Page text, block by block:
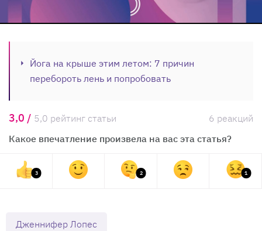
Йога на крыше этим летом: 7 причин
перебороть лень и попробовать
3,0 / 5,0 рейтинг статьи
6 реакций
Какое впечатление произвела на вас эта статья?
3 2 1
Дженнифер Лопес